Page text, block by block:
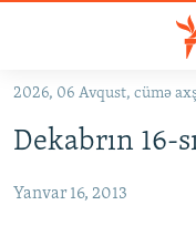
Əsas
qayıt
naviqasiyaya
KORRUPSIOMETR
2026, 06 Avqust, cümə
Dekabrın 16-
Yanvar 16, 2013